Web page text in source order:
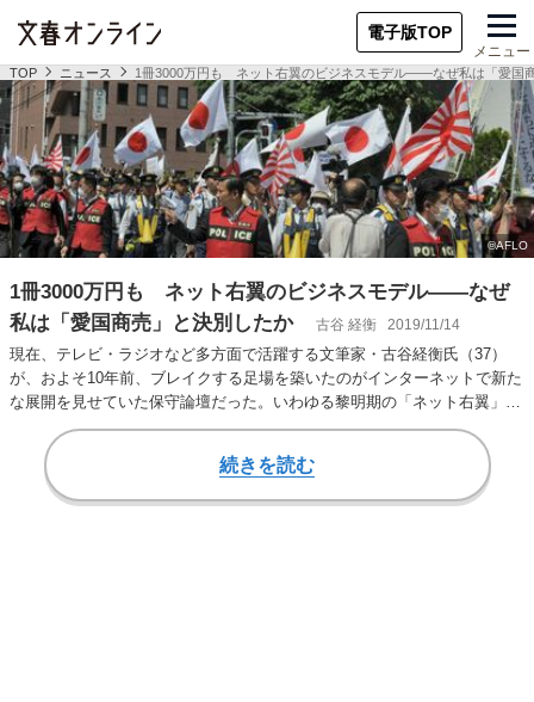
電子版TOP
メニュー
TOP ニュース 1冊3000万円も ネット右翼のビジネスモデル――なぜ私は「愛国
1冊3000万円も ネット右翼のビジネスモデル――なぜ
私は「愛国商売」と決別したか
古谷 経衡 2019/11/14
現在、テレビ・ラジオなど多方面で活躍する文筆家・古谷経衡氏（37）
が、およそ10年前、ブレイクする足場を築いたのがインターネットで新た
な展開を見せていた保守論壇だった。いわゆる黎明期の「ネット右翼」で
ある。その後、…
続きを読む